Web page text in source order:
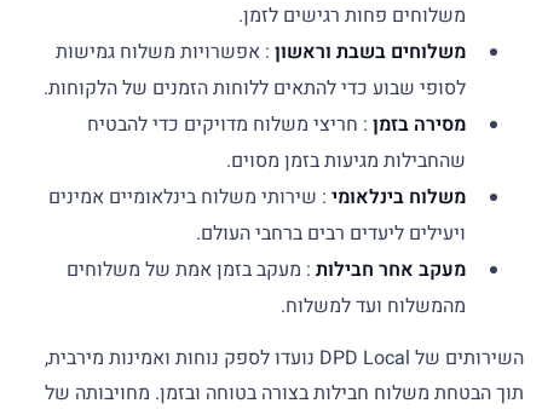
משלוחים פחות רגישים לזמן.
משלוחים בשבת וראשון : אפשרויות משלוח גמישות
לסופי שבוע כדי להתאים ללוחות הזמנים של הלקוחות.
מסירה בזמן : חריצי משלוח מדויקים כדי להבטיח
שהחבילות מגיעות בזמן מסוים.
משלוח בינלאומי : שירותי משלוח בינלאומיים אמינים
ויעילים ליעדים רבים ברחבי העולם.
מעקב אחר חבילות : מעקב בזמן אמת של משלוחים
מהמשלוח ועד למשלוח.
השירותים של DPD Local נועדו לספק נוחות ואמינות מירבית,
תוך הבטחת משלוח חבילות בצורה בטוחה ובזמן. מחויבותה של